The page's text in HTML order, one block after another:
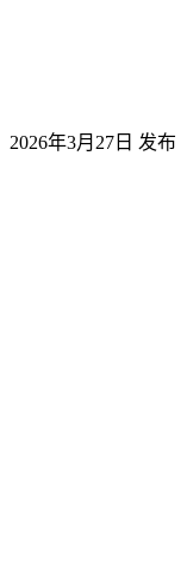
2026年3月27日 发布